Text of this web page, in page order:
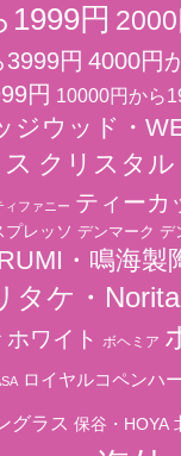
1999円
円 4000円
円 10000円から
ジウッド・
クリスタル
ィファニー ティーカ
プレッソ デンマーク デ
・鳴海製
タケ・
ホワイト ボヘミア
ロイヤルコペンハ
グラス 保谷・HOYA